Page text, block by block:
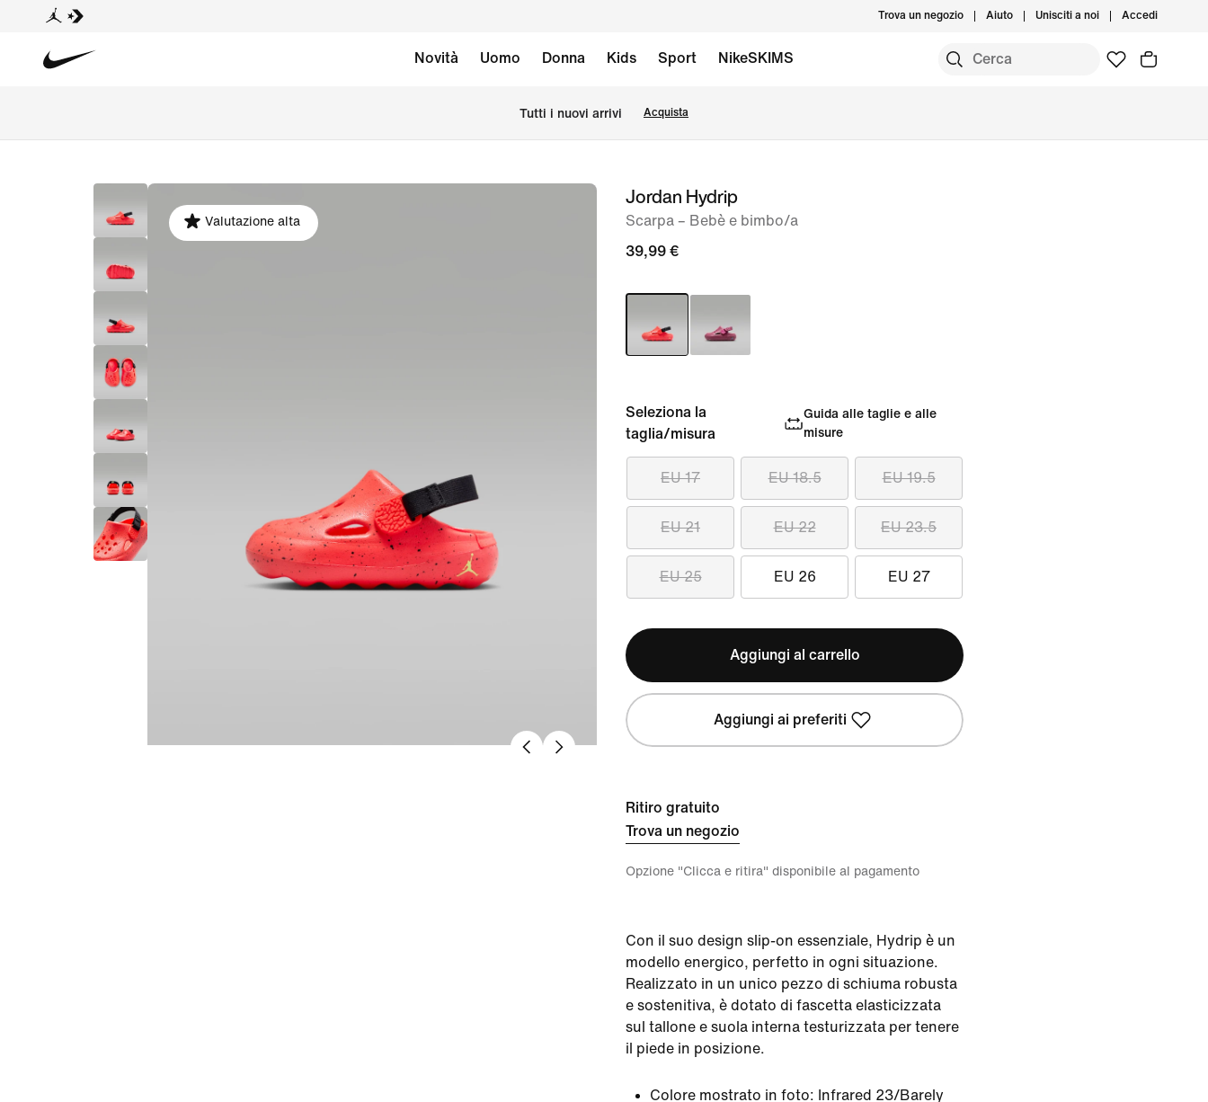
Trova un negozio Aiuto Unisciti a noi Accedi
Novità Uomo Donna Kids Sport NikeSKIMS
Tutti i nuovi arrivi Acquista
immagine
Valutazione alta
Jordan Hydrip
Scarpa – Bebè e bimbo/a
39,99 €
Seleziona la
taglia/misura
Guida alle taglie e alle
misure
EU 17 EU 18.5 EU 19.5
EU 21 EU 22 EU 23.5
EU 25 EU 26 EU 27
Aggiungi al carrello
Aggiungi ai preferiti
Ritiro gratuito
Trova un negozio
Opzione "Clicca e ritira" disponibile al pagamento
Con il suo design slip-on essenziale, Hydrip è un
modello energico, perfetto in ogni situazione.
Realizzato in un unico pezzo di schiuma robusta
e sostenitiva, è dotato di fascetta elasticizzata
sul tallone e suola interna testurizzata per tenere
il piede in posizione.
Colore mostrato in foto: Infrared 23/Barely